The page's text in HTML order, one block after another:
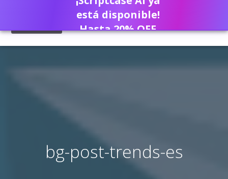
bg-post-trends-es
está disponible!
Hasta 20% OFF